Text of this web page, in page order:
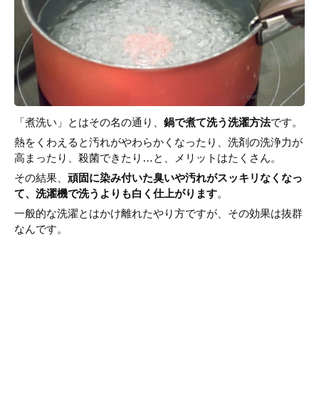
「煮洗い」とはその名の通り、 鍋で煮て洗う洗濯方法です。
熱をくわえると汚れがやわらかくなったり、洗剤の洗浄力が
高まったり、殺菌できたり…と、メリットはたくさん。
その結果、 頑固に染み付いた臭いや汚れがスッキリなくなっ
て、洗濯機で洗うよりも白く仕上がります。
一般的な洗濯とはかけ離れたやり方ですが、その効果は抜群
なんです。